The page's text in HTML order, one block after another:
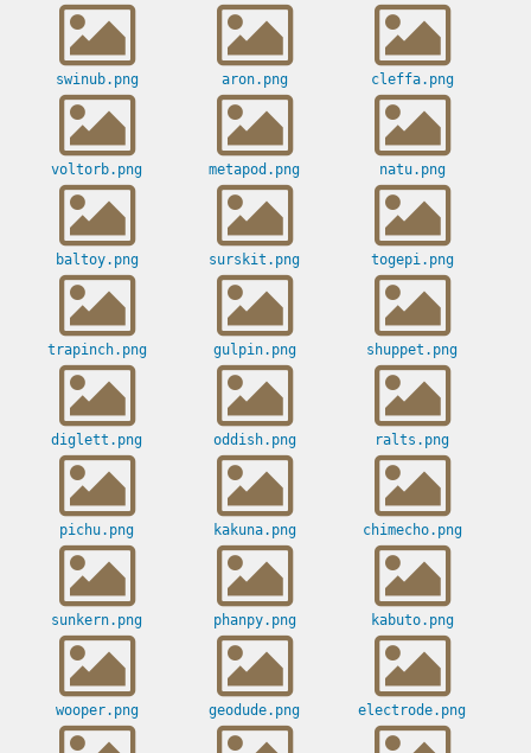
swinub.png aron.png cleffa.png
voltorb.png metapod.png natu.png
baltoy.png surskit.png togepi.png
trapinch.png gulpin.png shuppet.png
diglett.png oddish.png ralts.png
pichu.png kakuna.png chimecho.png
sunkern.png phanpy.png kabuto.png
wooper.png geodude.png electrode.png